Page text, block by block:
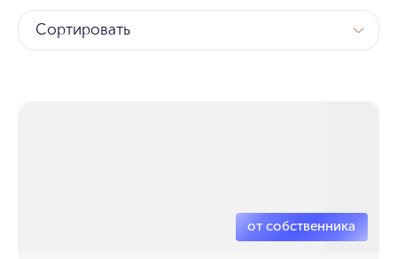
Сортировать